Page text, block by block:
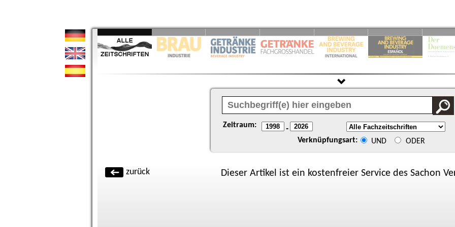
Zeitraum: -
Verknüpfungsart: UND ODER
zurück Dieser Artikel ist ein kostenfreier Service des Sachon